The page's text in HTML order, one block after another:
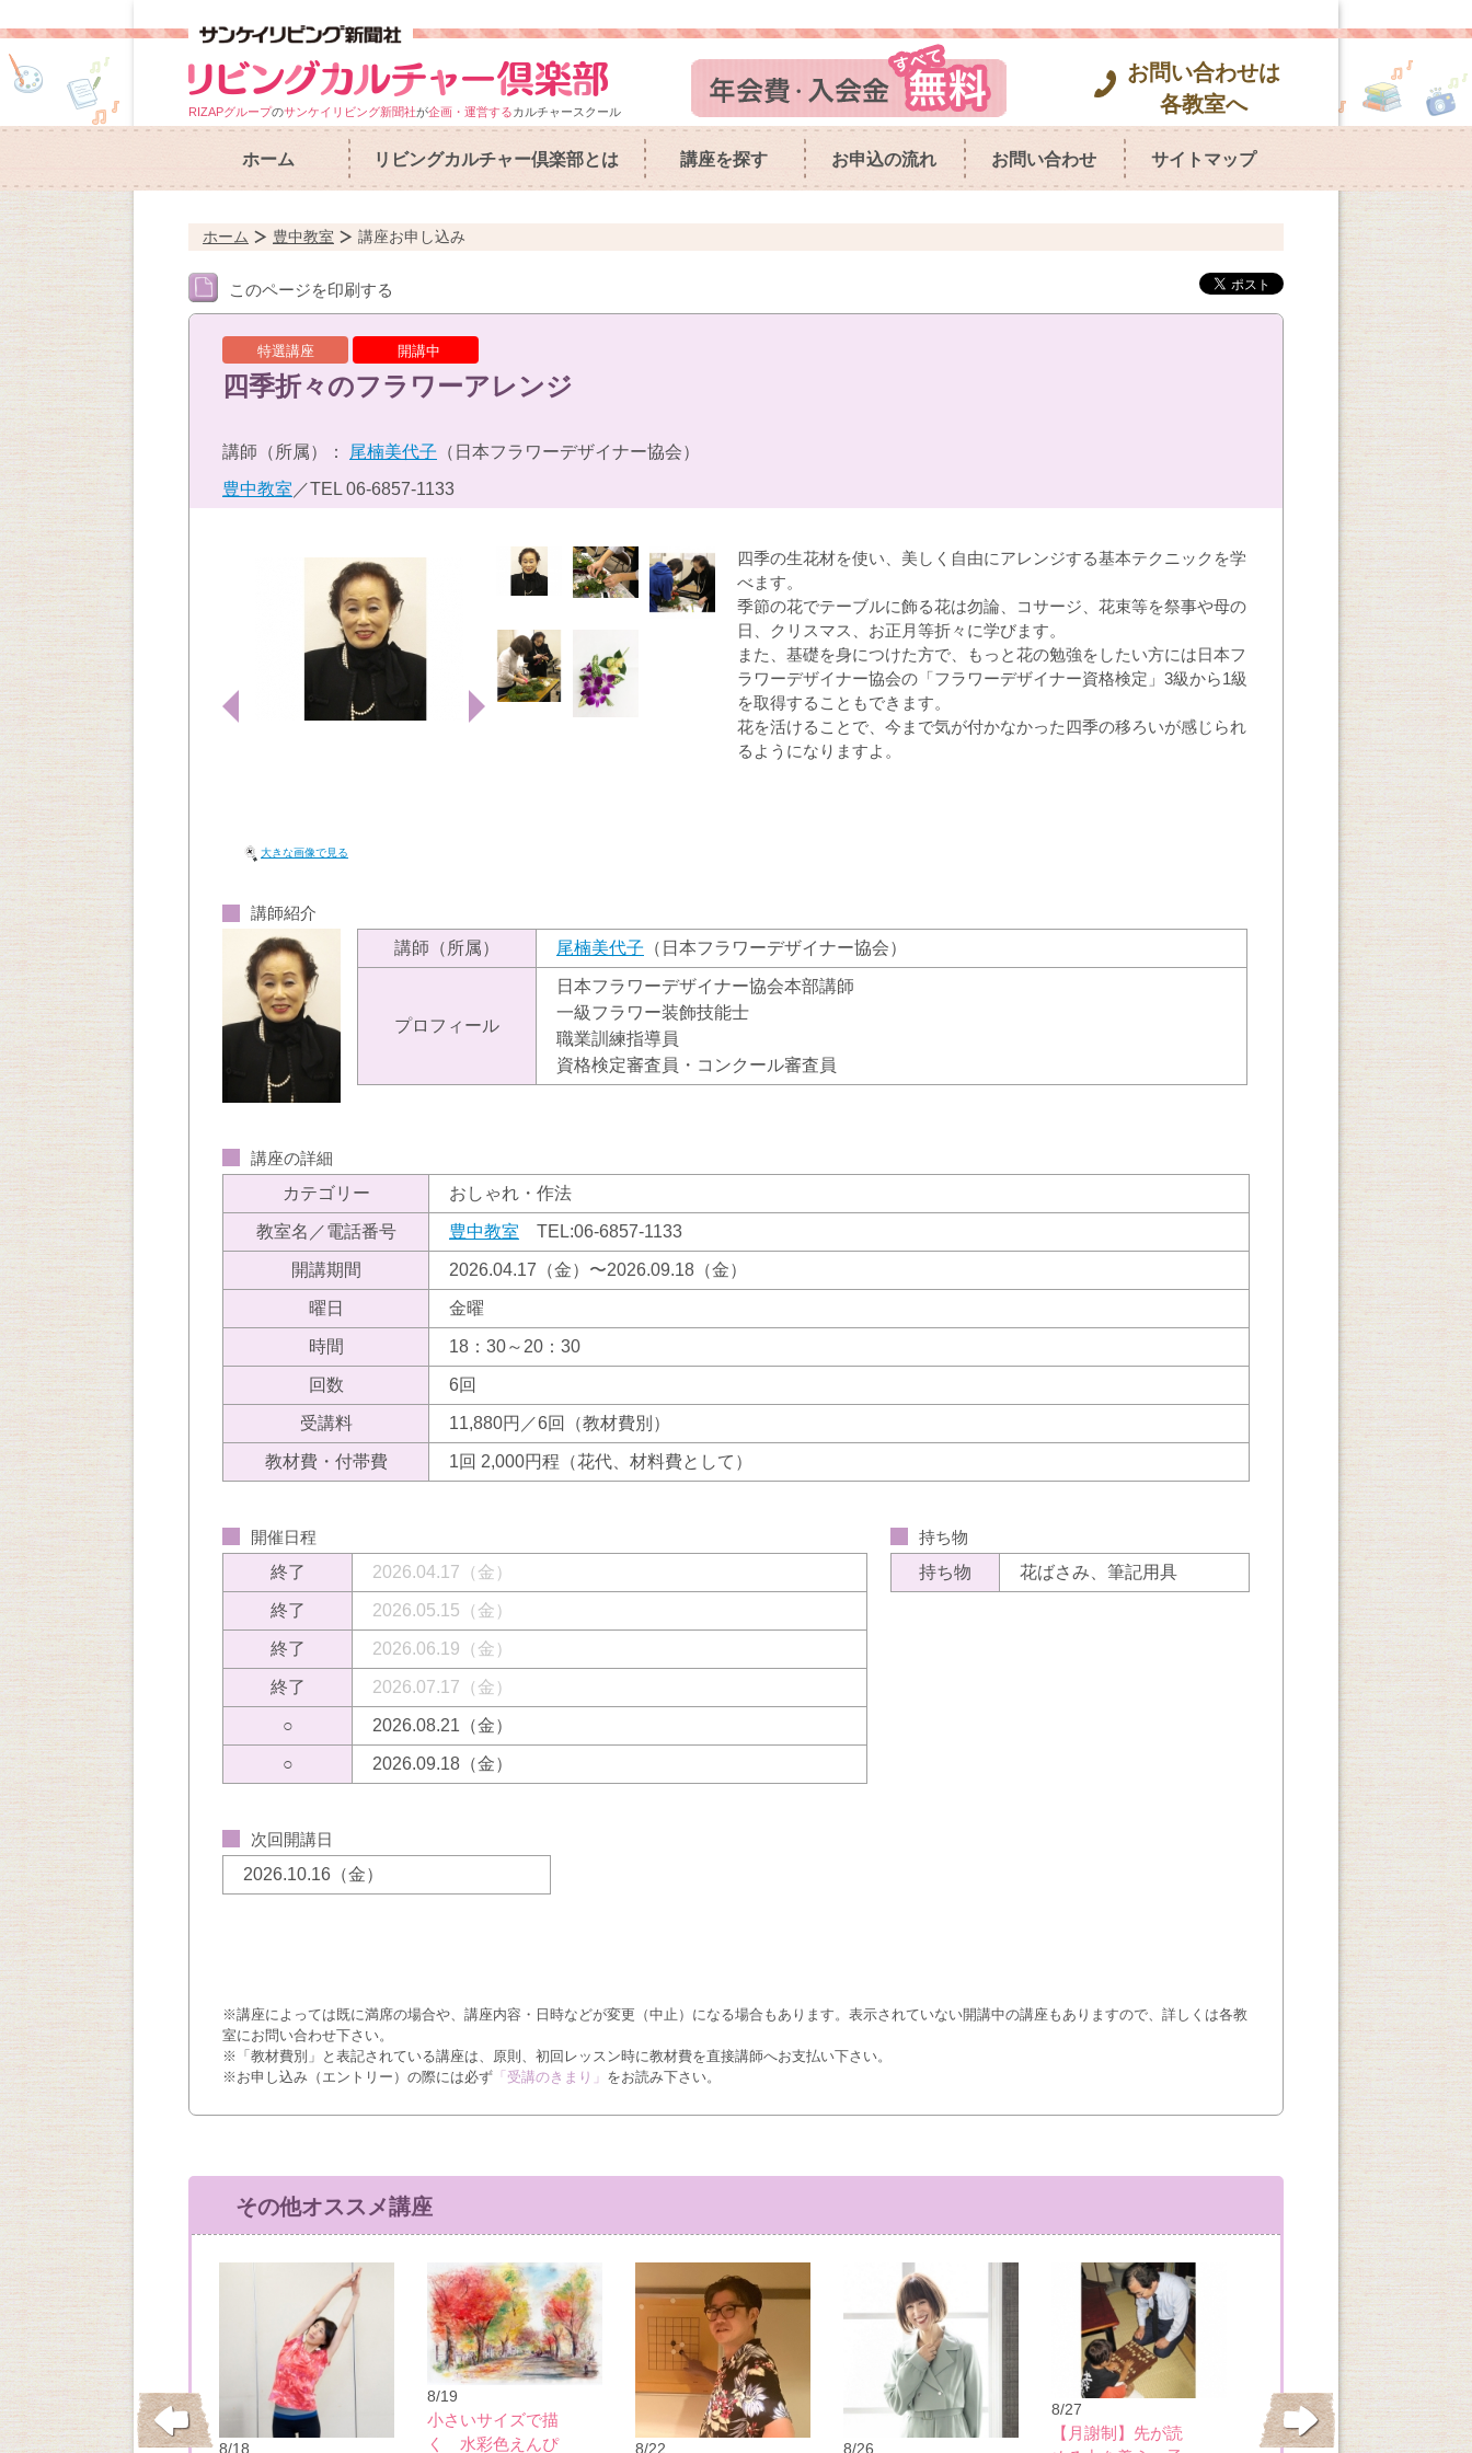
RIZAPグループのサンケイリビング新聞社が企画・運営するカルチャースクール
お問い合わせは
各教室へ
ホーム リビングカルチャー倶楽部とは 講座を探す お申込の流れ お問い合わせ サイトマップ
ホーム 豊中教室 講座お申し込み
このページを印刷する
特選講座 開講中
四季折々のフラワーアレンジ
講師（所属）： 尾楠美代子 （日本フラワーデザイナー協会）
豊中教室 ／TEL 06-6857-1133
大きな画像で見る
四季の生花材を使い、美しく自由にアレンジする基本テクニックを学
べます。
季節の花でテーブルに飾る花は勿論、コサージ、花束等を祭事や母の
日、クリスマス、お正月等折々に学びます。
また、基礎を身につけた方で、もっと花の勉強をしたい方には日本フ
ラワーデザイナー協会の「フラワーデザイナー資格検定」3級から1級
を取得することもできます。
花を活けることで、今まで気が付かなかった四季の移ろいが感じられ
るようになりますよ。
講師紹介
講師（所属）
尾楠美代子 （日本フラワーデザイナー協会）
プロフィール
日本フラワーデザイナー協会本部講師
一級フラワー装飾技能士
職業訓練指導員
資格検定審査員・コンクール審査員
講座の詳細
カテゴリー
おしゃれ・作法
教室名／電話番号 豊中教室 TEL:06-6857-1133
開講期間 2026.04.17（金）〜2026.09.18（金）
曜日 金曜
時間 18：30～20：30
回数 6回
受講料 11,880円／6回（教材費別）
教材費・付帯費 1回 2,000円程（花代、材料費として）
開催日程
終了
2026.04.17（金）
終了 2026.05.15（金）
終了 2026.06.19（金）
終了 2026.07.17（金）
○ 2026.08.21（金）
○ 2026.09.18（金）
持ち物
持ち物
花ばさみ、筆記用具
次回開講日
2026.10.16（金）
※講座によっては既に満席の場合や、講座内容・日時などが変更（中止）になる場合もあります。表示されていない開講中の講座もありますので、詳しくは各教
室にお問い合わせ下さい。
※「教材費別」と表記されている講座は、原則、初回レッスン時に教材費を直接講師へお支払い下さい。
※お申し込み（エントリー）の際には必ず 「受講のきまり」 をお読み下さい。
その他オススメ講座
10/21 8/18
8/19
小さいサイズで描
く 水彩色えんぴ
8/22 8/26
8/27
【月謝制】先が読